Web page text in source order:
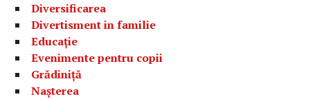
Diversificarea
Divertisment in familie
Educație
Evenimente pentru copii
Grădiniță
Nașterea